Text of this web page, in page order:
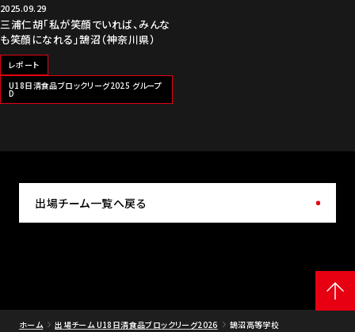
2025.09.29
三浦仁胡「私が笑顔でいれば、みんな
も笑顔になれる」鵠沼（神奈川県）
レポート
U18日清食品ブロックリーグ2025 グループ
D
出場チーム一覧へ戻る
ホーム 出場チーム U18日清食品ブロックリーグ2026 鵠沼高等学校